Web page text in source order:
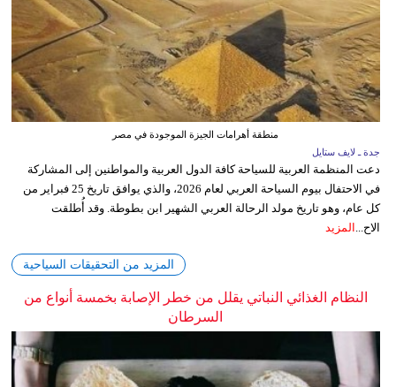
منطقة أهرامات الجيزة الموجودة في مصر
جدة ـ لايف ستايل
دعت المنظمة العربية للسياحة كافة الدول العربية والمواطنين إلى المشاركة
في الاحتفال بيوم السياحة العربي لعام 2026، والذي يوافق تاريخ 25 فبراير من
كل عام، وهو تاريخ مولد الرحالة العربي الشهير ابن بطوطة. وقد أُطلقت
الاح... المزيد
المزيد من التحقيقات السياحية
النظام الغذائي النباتي يقلل من خطر الإصابة بخمسة أنواع من
السرطان